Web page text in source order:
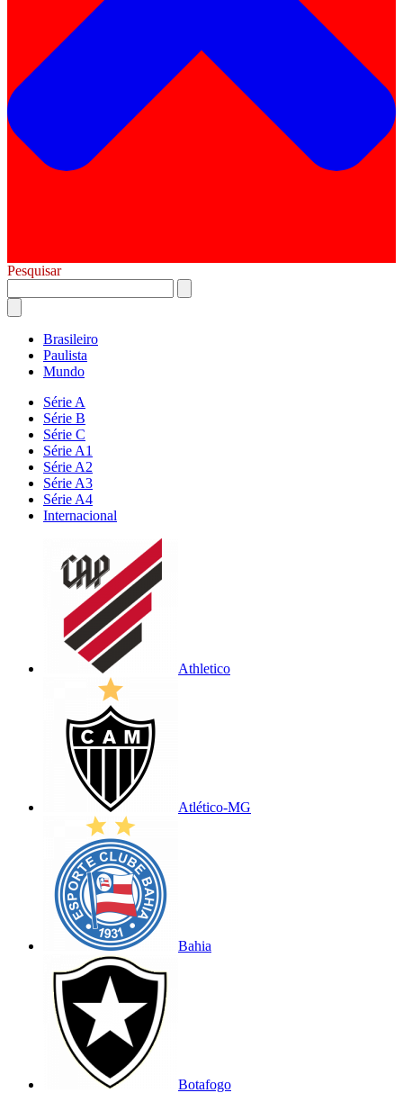
Pesquisar
Brasileiro
Paulista
Mundo
Série A
Série B
Série C
Série A1
Série A2
Série A3
Série A4
Internacional
Athletico
Atlético-MG
Bahia
Botafogo